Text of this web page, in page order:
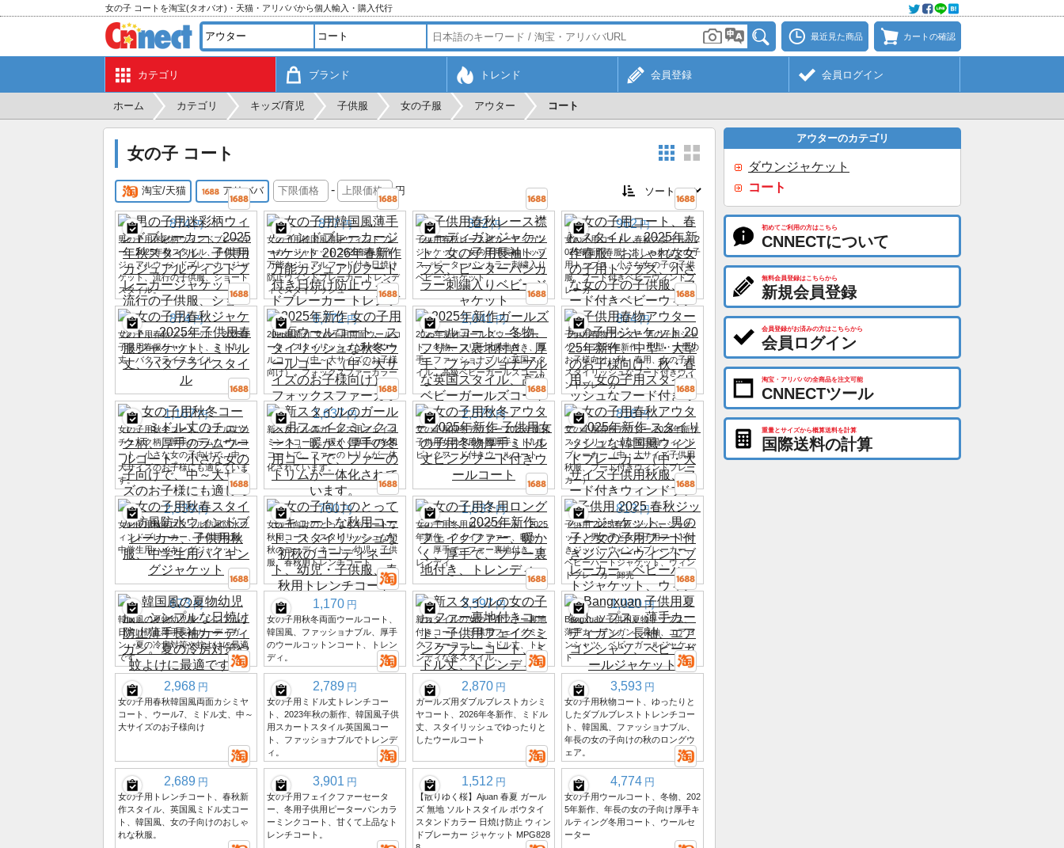
女の子 コートを淘宝(タオバオ)・天猫・アリババから個人輸入・購入代行
最近見た商品 カートの確認
カテゴリ ブランド トレンド 会員登録 会員ログイン
ホーム カテゴリ キッズ/育児 子供服 女の子服 アウター コート
女の子 コート
淘宝/天猫 アリババ - 円
874 円
男の子用迷彩柄ウィンドブレーカ
ー、2025年秋スタイル、子供用カ
ジュアルウィンドブレーカージャ
ケット、流行の子供服、ショート
スタイル。
877 円
女の子用韓国風薄手ウィンドブレ
ーカージャケット 2026年春新作
万能カジュアルフード付き日焼け
防止ウィンドブレーカー トレンデ
ィでスタイリッシュ
322 円
子供用春秋レース襟カーディガン
ジャケット、女の子用長袖トップ
ス、ピーターパンカラー刺繍入り
ベビージャケット
962 円
女の子用コート、春秋スタイル、2
025年新作春服、おしゃれな女の子
用トップス、小さな女の子の子供
服、フード付きベビーウィンドブ
レーカー
874 円
女の子用春秋ジャケット、2025年
子供用春服ジャケット、ミドル
丈、バタフライスタイル
8,772 円
2025年新作 女の子用両面ウールコ
ート、スタイリッシュな秋冬ウー
ルコート（中～大サイズのお子様
向け）、フォックスファーカラー
2,041 円
2025年新作ガールズウールコー
ト、冬物、フリース裏地付き、厚
手、ファッショナブルな英国スタ
イル、高級ベビーガールズコート
874 円
子供用春物アウター 男の子用ジャ
ケット 2025年新作、中型・大型の
お子様向け、秋・春用、女の子用
スタイリッシュなフード付きウィ
ンドブレーカー
1,167 円
女の子用秋冬コート、ミドル丈の
チェック柄、厚手のラムウールコ
ート。小さな女の子向けで、中～
大サイズのお子様にも適していま
す。
1,637 円
新スタイルのガールズ用フェイク
ミンクコート。暖かく厚手の冬用
コートで、ファーのトリムが一体
化されています。
2,573 円
女の子用秋冬アウター 2025年新作
子供用女の子用冬物厚手ミドル丈
ピンクフード付きウールコート
816 円
女の子用春秋アウター 2025年新作
スタイリッシュな韓国風ウィンド
ブレーカー（中・大サイズ子供用
秋服、フード付きウィンドブレー
カー）
2,339 円
女の子用秋春スタイル防風防水ウ
ィンドブレーカー、子供用秋服、
中学生用ハイキングジャケット
760 円
女の子向けのとってもキュートな
秋用コート、スタイリッシュな初
秋のコーディネート、幼児・子供
服、春秋用トレンチコート
1,637 円
女の子用冬用ロングコート、2025
年新作、フェイクファー、暖か
く、厚手で、ファー裏地付き、ト
レンディ。
813 円
子供用 2025 春秋ジッパージャケ
ット、男の子と女の子用フード付
きジッパーウィンドブレーカー、
ベビーハートジャケット、ウィン
ドブレーカー卸売
673 円
韓国風の夏物幼児服、シンプルな
日焼け防止薄手長袖カーディガ
ン。夏の冷房対策や蚊よけに最適
です。
1,170 円
女の子用秋冬両面ウールコート、
韓国風、ファッショナブル、厚手
のウールコットンコート、トレン
ディ。
3,597 円
新スタイルの女の子用ファー裏地
付きコート、子供用フェイクミン
クファーコート、ミドル丈、トレ
ンディな冬スタイル。
1,020 円
Bangxuan 子供用夏物トップス、
薄手カーディガン、長袖、エアコ
ンシャツ、ベビーガールジャケッ
ト
2,968 円
女の子用春秋韓国風両面カシミヤ
コート、ウール7、ミドル丈、中～
大サイズのお子様向け
2,789 円
女の子用ミドル丈トレンチコー
ト、2023年秋の新作、韓国風子供
用スカートスタイル英国風コー
ト、ファッショナブルでトレンデ
ィ。
2,870 円
ガールズ用ダブルブレストカシミ
ヤコート、2026年冬新作、ミドル
丈、スタイリッシュでゆったりと
したウールコート
3,593 円
女の子用秋物コート、ゆったりと
したダブルブレストトレンチコー
ト、韓国風、ファッショナブル、
年長の女の子向けの秋のロングウ
ェア。
2,689 円
女の子用トレンチコート、春秋新
作スタイル、英国風ミドル丈コー
ト、韓国風、女の子向けのおしゃ
れな秋服。
3,901 円
女の子用フェイクファーセータ
ー、冬用子供用ピーターパンカラ
ーミンクコート、甘くて上品なト
レンチコート。
1,512 円
【散りゆく桜】Ajuan 春夏 ガール
ズ 無地 ソルトスタイル ボウタイ
スタンドカラー 日焼け防止 ウィン
ドブレーカー ジャケット MPG828
4,774 円
女の子用ウールコート、冬物、202
5年新作、年長の女の子向け厚手キ
ルティング冬用コート、ウールセ
ーター
アウターのカテゴリ
ダウンジャケット
コート
初めてご利用の方はこちら
CNNECTについて
無料会員登録はこちらから
新規会員登録
会員登録がお済みの方はこちらから
会員ログイン
淘宝・アリババの全商品を注文可能
CNNECTツール
重量とサイズから概算送料を計算
国際送料の計算